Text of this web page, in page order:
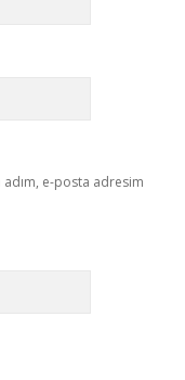
adım, e-posta adresim